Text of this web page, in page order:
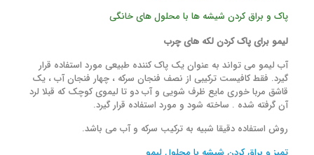
پاک و براق کردن شیشه ها با محلول های خانگی
لیمو برای پاک کردن لکه های چرب
آب لیمو می تواند به عنوان یک پاک کننده طبیعی مورد استفاده قرار
گیرد. فقط کافیست ترکیبی از نصف فنجان سرکه ، چهار فنجان آب ، یک
قاشق مربا خوری مایع ظرف شویی و آب دو تا لیموی کوچک که قبلا لرد
آن گرفته شده . ساخته شود و مورد استفاده قرار گیرد.
روش استفاده دقیقا شبیه به ترکیب سرکه و آب می باشد.